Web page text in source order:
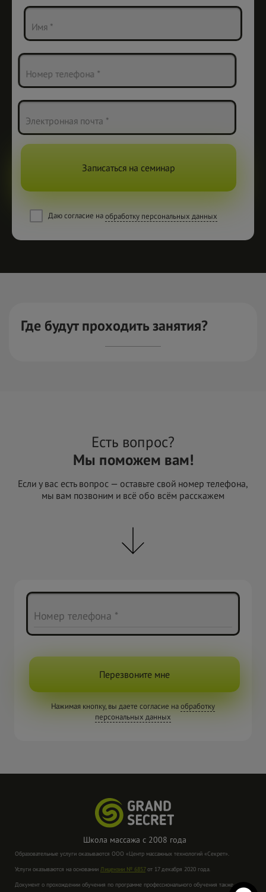
Имя *
Номер телефона *
Электронная почта *
Записаться на семинар
Даю согласие наобработку персональных данных
Где будут проходить занятия?
Есть вопрос?
Мы поможем вам!
Если у вас есть вопрос — оставьте свой номер телефона,
мы вам позвоним и всё обо всём расскажем
Номер телефона *
Перезвоните мне
Нажимая кнопку, вы даете согласие наобработку
персональных данных
Школа массажа с 2008 года
Образовательные услуги оказываются ООО «Центр массажных технологий «Секрет».
Услуги оказываются на основании Лицензии № 6857от 17 декабря 2020 года.
Документ о прохождении обучения по программе профессионального обучения также